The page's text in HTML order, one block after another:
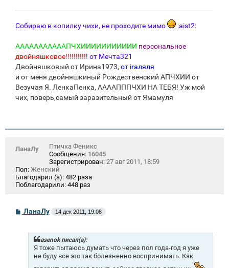
Собираю в копилку чихи, не проходите мимо :aist2:
АААААААААААПЧХИИИИИИИИИИИ персональное
двойняшковое!!!!!!!!!!! от Мечта321
Двойняшковый от Ирина1973, от iraляля
и от меня двойняшкиный Рождественский АПЧХИИ от
Везучая Я. ЛенкаПенка, ААААПППЧХИ НА ТЕБЯ! Уж мой
чих, поверь,самый заразительный от Ямамуля
ЛанаЛу
Птичка Феникс
Сообщения: 16045
Зарегистрирован: 27 авг 2011, 18:59
Пол: Женский
Благодарил (а): 482 раза
Поблагодарили: 448 раз
С
ЛанаЛу 14 дек 2011, 19:08
asenok писал(а):
Я тоже пытаюсь думать что через пол года-год я уже
не буду все это так болезненно воспринимать. Как